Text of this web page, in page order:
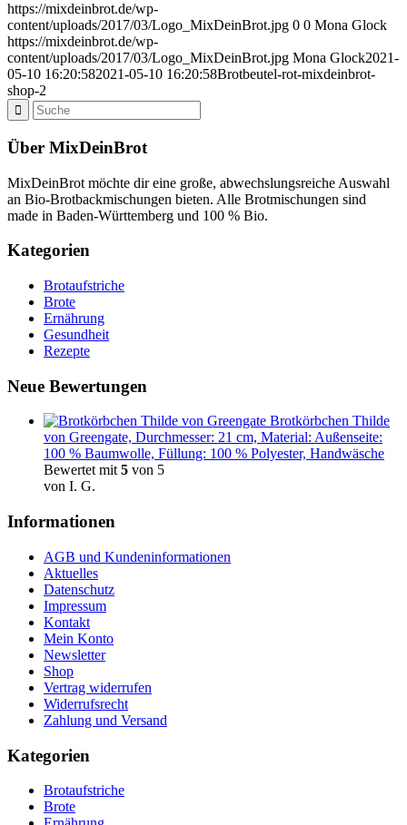
https://mixdeinbrot.de/wp-
content/uploads/2017/03/Logo_MixDeinBrot.jpg 0 0 Mona Glock
https://mixdeinbrot.de/wp-
content/uploads/2017/03/Logo_MixDeinBrot.jpg Mona Glock2021-
05-10 16:20:582021-05-10 16:20:58Brotbeutel-rot-mixdeinbrot-
shop-2
Über MixDeinBrot
MixDeinBrot möchte dir eine große, abwechslungsreiche Auswahl
an Bio-Brotbackmischungen bieten. Alle Brotmischungen sind
made in Baden-Württemberg und 100 % Bio.
Kategorien
Brotaufstriche
Brote
Ernährung
Gesundheit
Rezepte
Neue Bewertungen
Brotkörbchen Thilde
von Greengate, Durchmesser: 21 cm, Material: Außenseite:
100 % Baumwolle, Füllung: 100 % Polyester, Handwäsche
Bewertet mit5 von 5
von I. G.
Informationen
AGB und Kundeninformationen
Aktuelles
Datenschutz
Impressum
Kontakt
Mein Konto
Newsletter
Shop
Vertrag widerrufen
Widerrufsrecht
Zahlung und Versand
Kategorien
Brotaufstriche
Brote